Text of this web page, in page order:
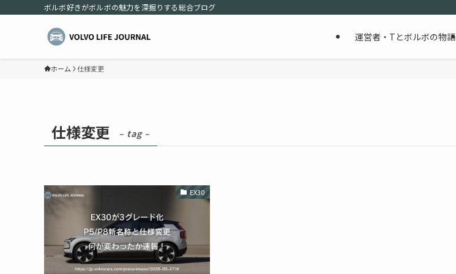
ボルボ好きがボルボの魅力を深掘りする総合ブログ
運営者・Tとボルボの物語
ホーム 仕様変更
仕様変更 – tag –
EX30